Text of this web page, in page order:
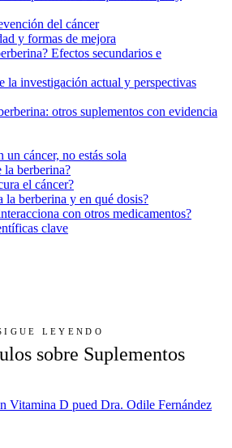
del cáncer
y formas de mejora
Efectos secundarios e
la investigación actual y perspectivas
otros suplementos con evidencia
un cáncer, no estás sola
la berberina?
el cáncer?
la berberina y en qué dosis?
con otros medicamentos?
clave
LEYENDO
sobre Suplementos